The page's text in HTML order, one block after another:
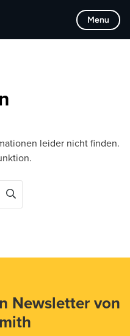
Menu
leider nicht finden.
Newsletter von